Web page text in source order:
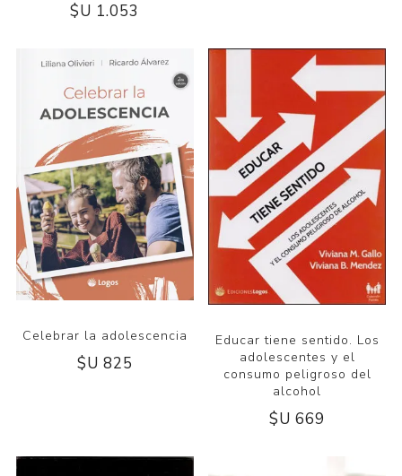
$U 1.053
Celebrar la adolescencia
$U 825
Educar tiene sentido. Los
adolescentes y el
consumo peligroso del
alcohol
$U 669